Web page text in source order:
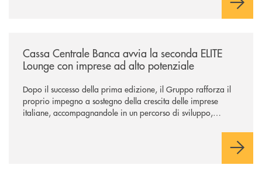
Cassa Centrale Banca avvia la seconda ELITE
Lounge con imprese ad alto potenziale
Dopo il successo della prima edizione, il Gruppo rafforza il
proprio impegno a sostegno della crescita delle imprese
italiane, accompagnandole in un percorso di sviluppo,